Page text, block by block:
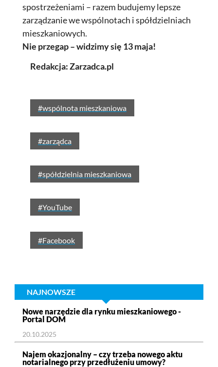
spostrzeżeniami – razem budujemy lepsze
zarządzanie we wspólnotach i spółdzielniach
mieszkaniowych.
Nie przegap – widzimy się 13 maja!
Redakcja: Zarzadca.pl
#wspólnota mieszkaniowa
#zarządca
#spółdzielnia mieszkaniowa
#YouTube
#Facebook
NAJNOWSZE
Nowe narzędzie dla rynku mieszkaniowego -
Portal DOM
20.10.2025
Najem okazjonalny – czy trzeba nowego aktu
notarialnego przy przedłużeniu umowy?